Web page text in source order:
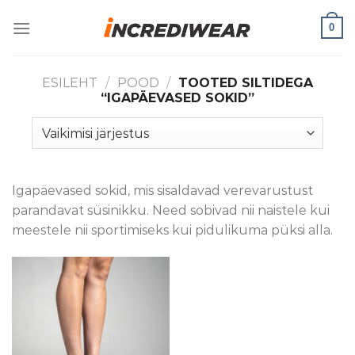
0
ESILEHT / POOD / TOOTED SILTIDEGA
“IGAPÄEVASED SOKID”
Igapäevased sokid, mis sisaldavad verevarustust
parandavat süsinikku. Need sobivad nii naistele kui
meestele nii sportimiseks kui pidulikuma püksi alla.